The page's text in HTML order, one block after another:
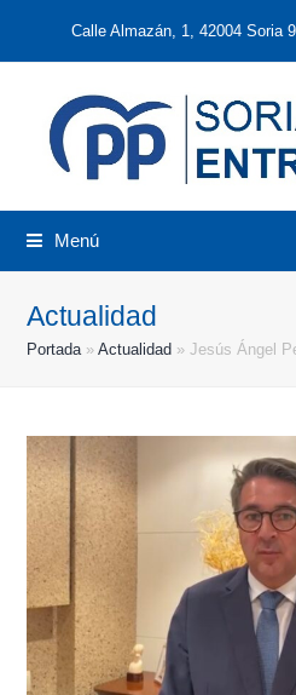
Calle Almazán, 1, 42004 Soria
Menú
Actualidad
Portada»Actualidad »Jesús Ángel